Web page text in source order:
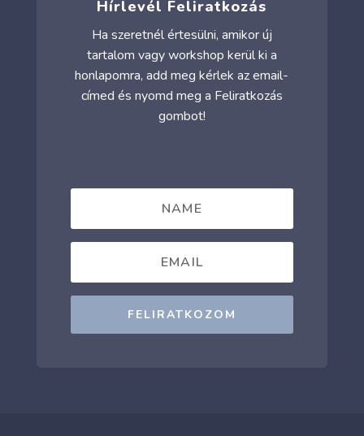
Hírlevél Feliratkozás
Ha szeretnél értesülni, amikor új
tartalom vagy workshop kerül ki a
honlapomra, add meg kérlek az email-
címed és nyomd meg a Feliratkozás
gombot!
FELIRATKOZOM